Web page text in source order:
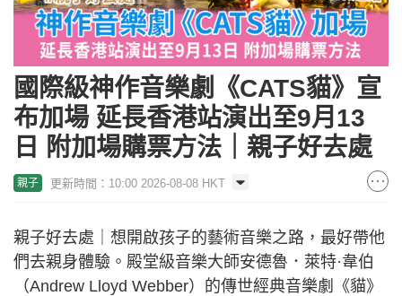
國際級神作音樂劇《CATS貓》宣
布加場 延長香港站演出至9月13
日 附加場購票方法｜親子好去處
親子 更新時間：10:00 2026-08-08 HKT
親子好去處｜想開啟孩子的藝術音樂之路，最好帶他
們去親身體驗。殿堂級音樂大師安德魯．萊特·韋伯
（Andrew Lloyd Webber）的傳世經典音樂劇《貓》